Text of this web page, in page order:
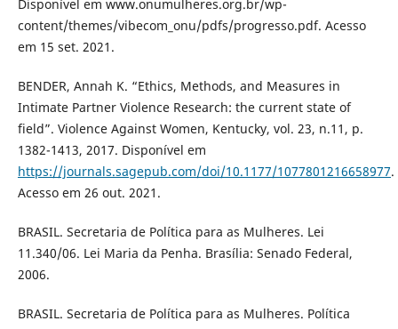
Disponível em www.onumulheres.org.br/wp-
content/themes/vibecom_onu/pdfs/progresso.pdf. Acesso
em 15 set. 2021.
BENDER, Annah K. “Ethics, Methods, and Measures in
Intimate Partner Violence Research: the current state of
field”. Violence Against Women, Kentucky, vol. 23, n.11, p.
1382-1413, 2017. Disponível em
https://journals.sagepub.com/doi/10.1177/1077801216658977.
Acesso em 26 out. 2021.
BRASIL. Secretaria de Política para as Mulheres. Lei
11.340/06. Lei Maria da Penha. Brasília: Senado Federal,
2006.
BRASIL. Secretaria de Política para as Mulheres. Política